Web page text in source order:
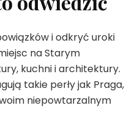
i odkryć uroki
na Starym
kuchni i architektury.
takie perły jak Praga,
niepowtarzalnym